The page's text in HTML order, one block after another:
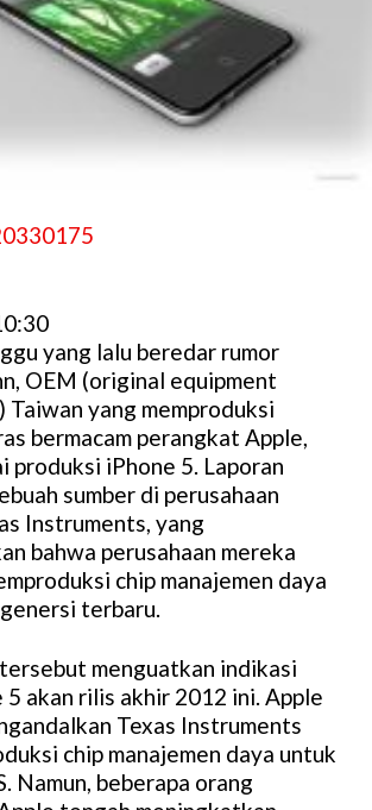
yang lalu beredar rumor
OEM (original equipment
Taiwan yang memproduksi
bermacam perangkat Apple,
produksi iPhone 5. Laporan
sumber di perusahaan
Instruments, yang
bahwa perusahaan mereka
chip manajemen daya
terbaru.
menguatkan indikasi
5 akan rilis akhir 2012 ini. Apple
Texas Instruments
chip manajemen daya untuk
Namun, beberapa orang